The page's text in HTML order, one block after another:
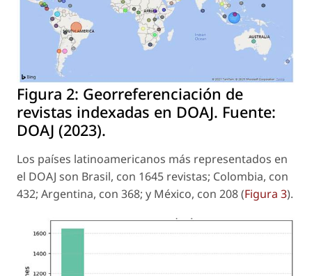
Figura 2: Georreferenciación de
revistas indexadas en DOAJ. Fuente:
DOAJ (2023).
Los países latinoamericanos más representados en
el DOAJ son Brasil, con 1645 revistas; Colombia, con
432; Argentina, con 368; y México, con 208 (Figura 3).